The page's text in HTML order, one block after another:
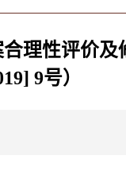
理性评价及
9号）